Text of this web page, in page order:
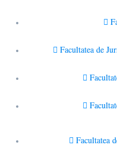
Facultatea de
Facultatea